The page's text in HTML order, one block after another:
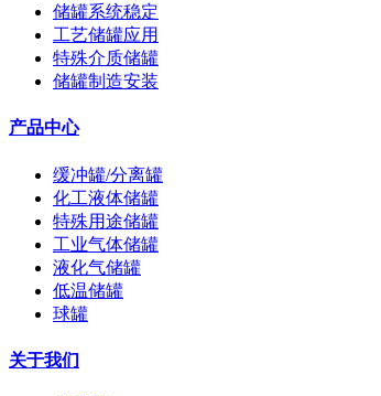
储罐系统稳定
工艺储罐应用
特殊介质储罐
储罐制造安装
产品中心
缓冲罐/分离罐
化工液体储罐
特殊用途储罐
工业气体储罐
液化气储罐
低温储罐
球罐
关于我们